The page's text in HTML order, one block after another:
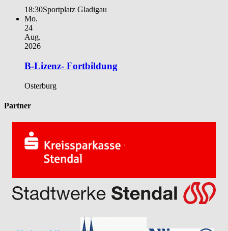
18:30Sportplatz Gladigau
Mo.
24
Aug.
2026
B-Lizenz- Fortbildung
Osterburg
Partner